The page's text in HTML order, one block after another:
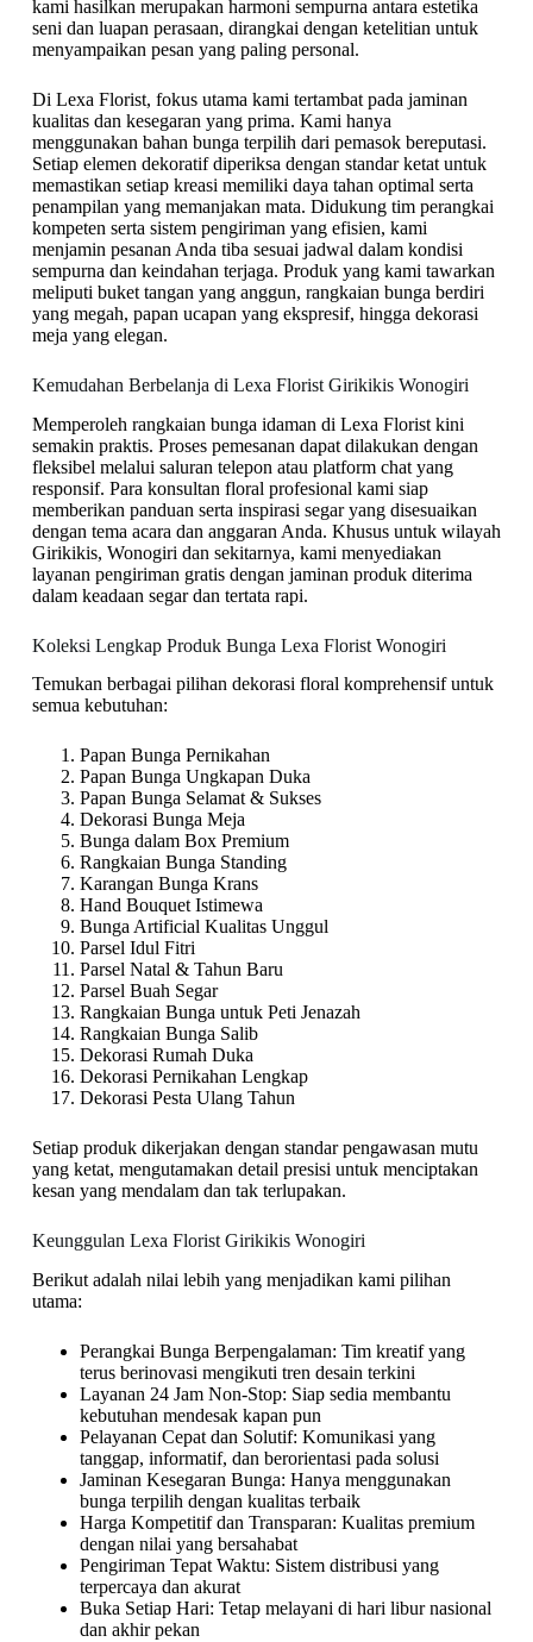
kami hasilkan merupakan harmoni sempurna antara estetika
seni dan luapan perasaan, dirangkai dengan ketelitian untuk
menyampaikan pesan yang paling personal.
Di Lexa Florist, fokus utama kami tertambat pada jaminan
kualitas dan kesegaran yang prima. Kami hanya
menggunakan bahan bunga terpilih dari pemasok bereputasi.
Setiap elemen dekoratif diperiksa dengan standar ketat untuk
memastikan setiap kreasi memiliki daya tahan optimal serta
penampilan yang memanjakan mata. Didukung tim perangkai
kompeten serta sistem pengiriman yang efisien, kami
menjamin pesanan Anda tiba sesuai jadwal dalam kondisi
sempurna dan keindahan terjaga. Produk yang kami tawarkan
meliputi buket tangan yang anggun, rangkaian bunga berdiri
yang megah, papan ucapan yang ekspresif, hingga dekorasi
meja yang elegan.
Kemudahan Berbelanja di Lexa Florist Girikikis Wonogiri
Memperoleh rangkaian bunga idaman di Lexa Florist kini
semakin praktis. Proses pemesanan dapat dilakukan dengan
fleksibel melalui saluran telepon atau platform chat yang
responsif. Para konsultan floral profesional kami siap
memberikan panduan serta inspirasi segar yang disesuaikan
dengan tema acara dan anggaran Anda. Khusus untuk wilayah
Girikikis, Wonogiri dan sekitarnya, kami menyediakan
layanan pengiriman gratis dengan jaminan produk diterima
dalam keadaan segar dan tertata rapi.
Koleksi Lengkap Produk Bunga Lexa Florist Wonogiri
Temukan berbagai pilihan dekorasi floral komprehensif untuk
semua kebutuhan:
Papan Bunga Pernikahan
Papan Bunga Ungkapan Duka
Papan Bunga Selamat & Sukses
Dekorasi Bunga Meja
Bunga dalam Box Premium
Rangkaian Bunga Standing
Karangan Bunga Krans
Hand Bouquet Istimewa
Bunga Artificial Kualitas Unggul
Parsel Idul Fitri
Parsel Natal & Tahun Baru
Parsel Buah Segar
Rangkaian Bunga untuk Peti Jenazah
Rangkaian Bunga Salib
Dekorasi Rumah Duka
Dekorasi Pernikahan Lengkap
Dekorasi Pesta Ulang Tahun
Setiap produk dikerjakan dengan standar pengawasan mutu
yang ketat, mengutamakan detail presisi untuk menciptakan
kesan yang mendalam dan tak terlupakan.
Keunggulan Lexa Florist Girikikis Wonogiri
Berikut adalah nilai lebih yang menjadikan kami pilihan
utama:
Perangkai Bunga Berpengalaman: Tim kreatif yang
terus berinovasi mengikuti tren desain terkini
Layanan 24 Jam Non-Stop: Siap sedia membantu
kebutuhan mendesak kapan pun
Pelayanan Cepat dan Solutif: Komunikasi yang
tanggap, informatif, dan berorientasi pada solusi
Jaminan Kesegaran Bunga: Hanya menggunakan
bunga terpilih dengan kualitas terbaik
Harga Kompetitif dan Transparan: Kualitas premium
dengan nilai yang bersahabat
Pengiriman Tepat Waktu: Sistem distribusi yang
terpercaya dan akurat
Buka Setiap Hari: Tetap melayani di hari libur nasional
dan akhir pekan